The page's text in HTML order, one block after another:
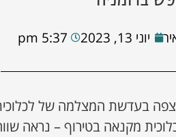
יוני 13, 2023 5:37 pm
בעדשת המצלמה של
מקנאה בטירוף – נראה